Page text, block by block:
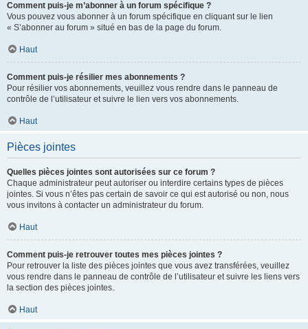
Comment puis-je m’abonner à un forum spécifique ?
Vous pouvez vous abonner à un forum spécifique en cliquant sur le lien
« S’abonner au forum » situé en bas de la page du forum.
Haut
Comment puis-je résilier mes abonnements ?
Pour résilier vos abonnements, veuillez vous rendre dans le panneau de
contrôle de l’utilisateur et suivre le lien vers vos abonnements.
Haut
Pièces jointes
Quelles pièces jointes sont autorisées sur ce forum ?
Chaque administrateur peut autoriser ou interdire certains types de pièces
jointes. Si vous n’êtes pas certain de savoir ce qui est autorisé ou non, nous
vous invitons à contacter un administrateur du forum.
Haut
Comment puis-je retrouver toutes mes pièces jointes ?
Pour retrouver la liste des pièces jointes que vous avez transférées, veuillez
vous rendre dans le panneau de contrôle de l’utilisateur et suivre les liens vers
la section des pièces jointes.
Haut